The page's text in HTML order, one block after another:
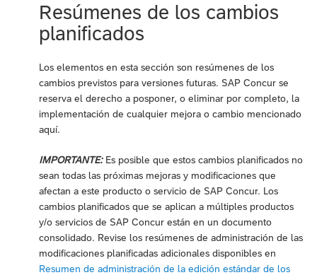
Resúmenes de los cambios
planificados
Los elementos en esta sección son resúmenes de los
cambios previstos para versiones futuras. SAP Concur se
reserva el derecho a posponer, o eliminar por completo, la
implementación de cualquier mejora o cambio mencionado
aquí.
IMPORTANTE:Es posible que estos cambios planificados no
sean todas las próximas mejoras y modificaciones que
afectan a este producto o servicio de SAP Concur. Los
cambios planificados que se aplican a múltiples productos
y/o servicios de SAP Concur están en un documento
consolidado. Revise los resúmenes de administración de las
modificaciones planificadas adicionales disponibles en
Resumen de administración de la edición estándar de los